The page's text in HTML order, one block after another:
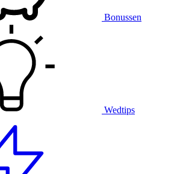
Bonussen
Wedtips